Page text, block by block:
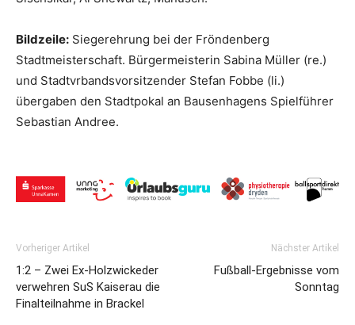
Bildzeile: Siegerehrung bei der Fröndenberg
Stadtmeisterschaft. Bürgermeisterin Sabina Müller (re.)
und Stadtvrbandsvorsitzender Stefan Fobbe (li.)
übergaben den Stadtpokal an Bausenhagens Spielführer
Sebastian Andree.
Vorheriger Artikel
1:2 – Zwei Ex-Holzwickeder
verwehren SuS Kaiserau die
Finalteilnahme in Brackel
Nächster Artikel
Fußball-Ergebnisse vom
Sonntag